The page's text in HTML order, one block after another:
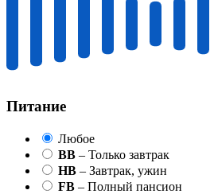
Питание
Любое
BB – Только завтрак
HB – Завтрак, ужин
FB – Полный пансион